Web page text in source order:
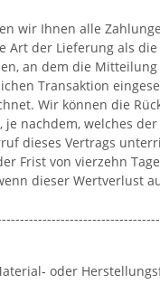
wir Ihnen alle
Art der Lieferung als
an dem die
Transaktion
Wir können die
je nachdem, welches
dieses Vertrags
Frist von vierzehn
dieser Wertverlust
oder